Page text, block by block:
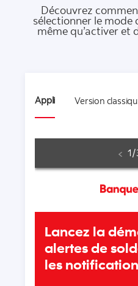
Découvrez
sélectionner le mode
même qu’activer et
Appli Version